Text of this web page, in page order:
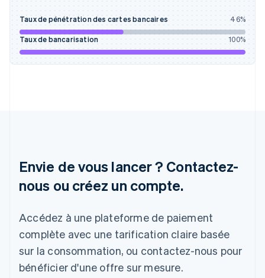
Taux de pénétration des cartes bancaires 46%
Taux de bancarisation 100%
Envie de vous lancer ? Contactez-
nous ou créez un compte.
Accédez à une plateforme de paiement
complète avec une tarification claire basée
sur la consommation, ou contactez-nous pour
bénéficier d'une offre sur mesure.
English
Hongrie
English
Lettonie
English
Liechtenstein
English
Luxembourg
Français
Malaisie
English简体中文